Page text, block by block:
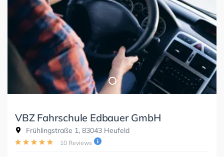
VBZ Fahrschule Edbauer GmbH
Frühlingstraße 1, 83043 Heufeld
10 Reviews